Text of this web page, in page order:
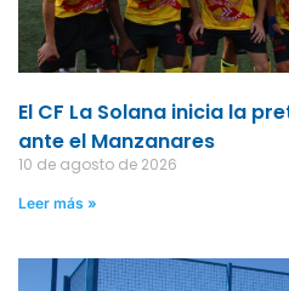
El CF La Solana inicia la
ante el Manzanares
10 de agosto de 2026
Leer más »